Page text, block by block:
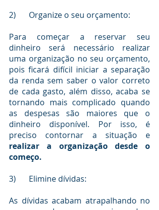
2)	Organize o seu orçamento:
Para começar a reservar seu
dinheiro será necessário realizar
uma organização no seu orçamento,
pois ficará difícil iniciar a separação
da renda sem saber o valor correto
de cada gasto, além disso, acaba se
tornando mais complicado quando
as despesas são maiores que o
dinheiro disponível. Por isso, é
realizar a organização desde o
começo.
3)	Elimine dívidas:
As dívidas acabam atrapalhando no